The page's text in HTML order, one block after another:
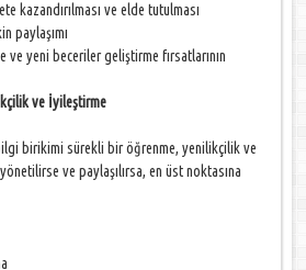
ve elde tutulması
yeni beceriler geliştirme fırsatlarının
ve İyileştirme
birikimi sürekli bir öğrenme, yenilikçilik ve
ve paylaşılırsa, en üst noktasına